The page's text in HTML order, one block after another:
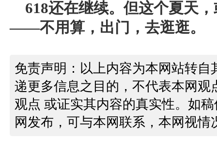
618还在继续。但这个夏天
——不用算，出门，去逛逛。
免责声明：以上内容为本网站转
递更多信息之目的，不代表本网
观点 或证实其内容的真实性。如
网发布，可与本网联系，本网视情